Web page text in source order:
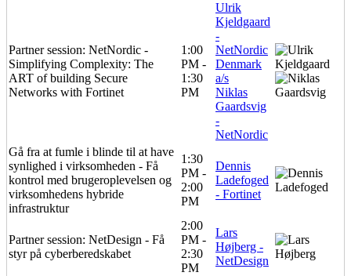
Partner session: NetNordic -
Simplifying Complexity: The
ART of building Secure
Networks with Fortinet
1:00
PM -
1:30
PM
Ulrik
Kjeldgaard
-
NetNordic
Denmark
a/s
Niklas
Gaardsvig
-
NetNordic
Gå fra at fumle i blinde til at have
synlighed i virksomheden - Få
kontrol med brugeroplevelsen og
virksomhedens hybride
infrastruktur
1:30
PM -
2:00
PM
Dennis
Ladefoged
- Fortinet
Partner session: NetDesign - Få
styr på cyberberedskabet
2:00
PM -
2:30
PM
Lars
Højberg -
NetDesign